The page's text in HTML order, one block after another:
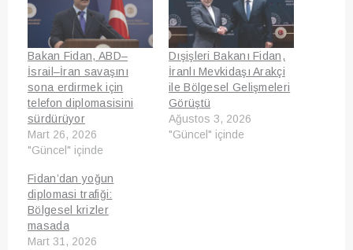
Bakan Fidan, ABD–
İsrail–İran savaşını
sona erdirmek için
telefon diplomasisini
sürdürüyor
Mart 26, 2026
"Güncel" içinde
Dışişleri Bakanı Fidan,
İranlı Mevkidaşı Arakçi
ile Bölgesel Gelişmeleri
Görüştü
Ağustos 3, 2026
"Güncel" içinde
Fidan’dan yoğun
diplomasi trafiği:
Bölgesel krizler
masada
Mart 31, 2026